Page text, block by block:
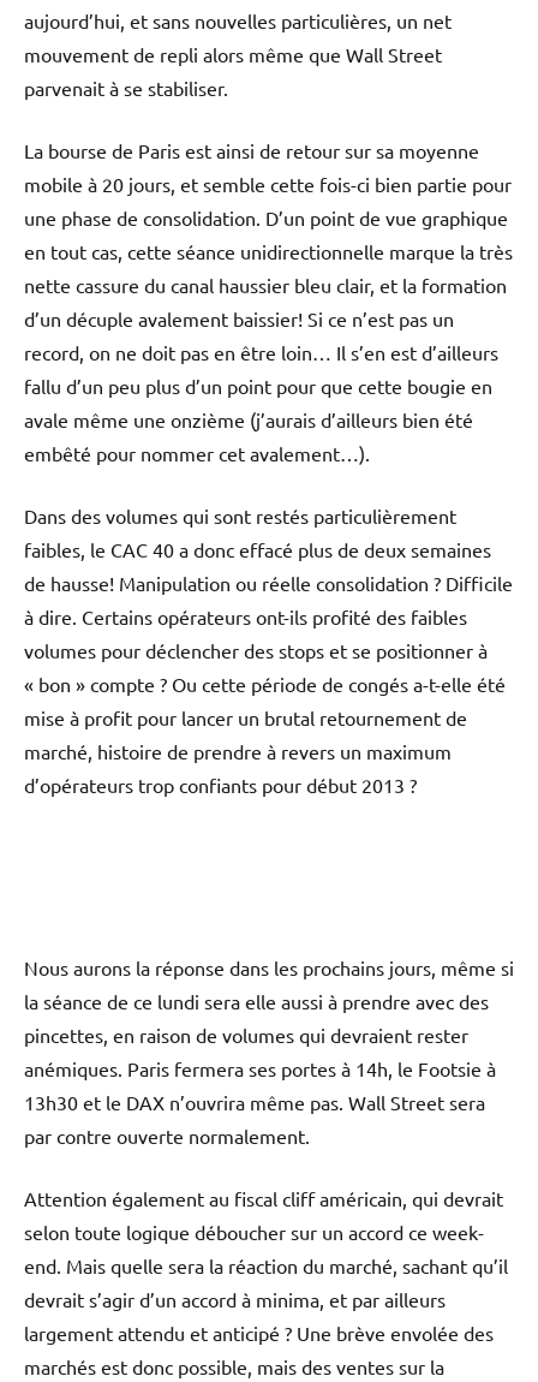
aujourd’hui, et sans nouvelles particulières, un net
mouvement de repli alors même que Wall Street
parvenait à se stabiliser.
La bourse de Paris est ainsi de retour sur sa moyenne
mobile à 20 jours, et semble cette fois-ci bien partie pour
une phase de consolidation. D’un point de vue graphique
en tout cas, cette séance unidirectionnelle marque la très
nette cassure du canal haussier bleu clair, et la formation
d’un décuple avalement baissier! Si ce n’est pas un
record, on ne doit pas en être loin… Il s’en est d’ailleurs
fallu d’un peu plus d’un point pour que cette bougie en
avale même une onzième (j’aurais d’ailleurs bien été
embêté pour nommer cet avalement…).
Dans des volumes qui sont restés particulièrement
faibles, le CAC 40 a donc effacé plus de deux semaines
de hausse! Manipulation ou réelle consolidation ? Difficile
à dire. Certains opérateurs ont-ils profité des faibles
volumes pour déclencher des stops et se positionner à
« bon » compte ? Ou cette période de congés a-t-elle été
mise à profit pour lancer un brutal retournement de
marché, histoire de prendre à revers un maximum
d’opérateurs trop confiants pour début 2013 ?
Nous aurons la réponse dans les prochains jours, même si
la séance de ce lundi sera elle aussi à prendre avec des
pincettes, en raison de volumes qui devraient rester
anémiques. Paris fermera ses portes à 14h, le Footsie à
13h30 et le DAX n’ouvrira même pas. Wall Street sera
par contre ouverte normalement.
Attention également au fiscal cliff américain, qui devrait
selon toute logique déboucher sur un accord ce week-
end. Mais quelle sera la réaction du marché, sachant qu’il
devrait s’agir d’un accord à minima, et par ailleurs
largement attendu et anticipé ? Une brève envolée des
marchés est donc possible, mais des ventes sur la